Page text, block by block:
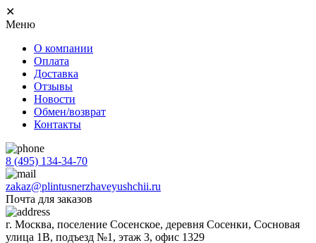
✕
Меню
О компании
Оплата
Доставка
Отзывы
Новости
Обмен/возврат
Контакты
8 (495) 134-34-70
zakaz@plintusnerzhaveyushchii.ru
Почта для заказов
г. Москва, поселение Сосенское, деревня Сосенки, Сосновая
улица 1В, подъезд №1, этаж 3, офис 1329